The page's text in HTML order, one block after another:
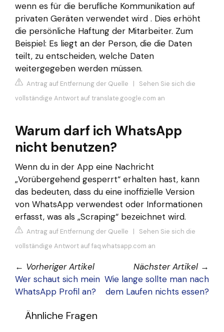
wenn es für die berufliche Kommunikation auf
privaten Geräten verwendet wird . Dies erhöht
die persönliche Haftung der Mitarbeiter. Zum
Beispiel: Es liegt an der Person, die die Daten
teilt, zu entscheiden, welche Daten
weitergegeben werden müssen.
Antrag auf Entfernung der Quelle | Sehen Sie sich die
vollständige Antwort auf translate.google.com an
Warum darf ich WhatsApp
nicht benutzen?
Wenn du in der App eine Nachricht
„Vorübergehend gesperrt“ erhalten hast, kann
das bedeuten, dass du eine inoffizielle Version
von WhatsApp verwendest oder Informationen
erfasst, was als „Scraping“ bezeichnet wird.
Antrag auf Entfernung der Quelle | Sehen Sie sich die
vollständige Antwort auf faq.whatsapp.com an
← Vorheriger Artikel
Wer schaut sich mein
WhatsApp Profil an?
Nächster Artikel →
Wie lange sollte man nach
dem Laufen nichts essen?
Ähnliche Fragen